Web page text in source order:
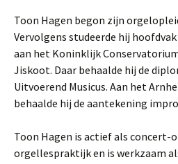
Toon Hagen begon zijn
Vervolgens studeerde hij
aan het Koninklijk
Jiskoot. Daar behaalde hij de
Uitvoerend Musicus. Aan het
behaalde hij de aantekening
Toon Hagen is actief als concert-
orgellespraktijk en is werkzaam